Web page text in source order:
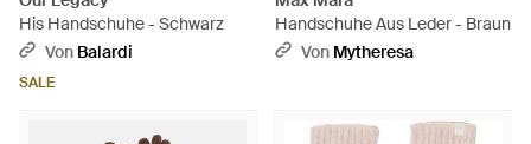
His Handschuhe - Schwarz
Von Balardi
SALE
Handschuhe Aus Leder - Braun
Von Mytheresa